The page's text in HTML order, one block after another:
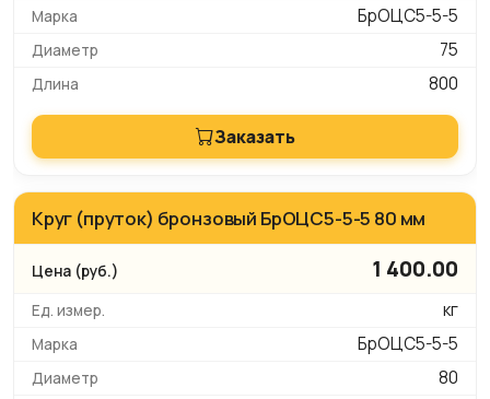
БрОЦС5-5-5
75
800
Заказать
Круг (пруток) бронзовый БрОЦС5-5-5 80 мм
1 400.00
кг
БрОЦС5-5-5
80